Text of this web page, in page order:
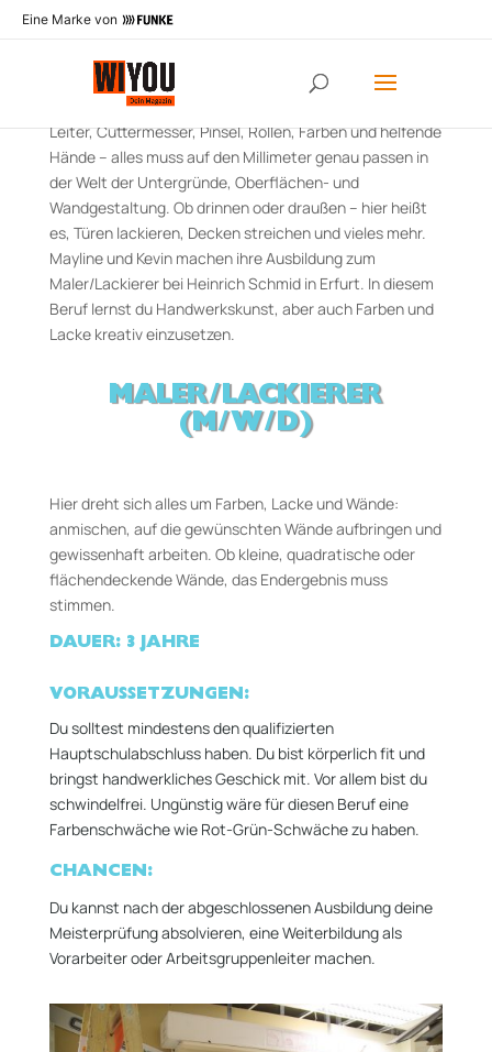
Eine Marke von
„HANDWERK VERSUS KÜNSTLER!?“
Leiter, Cuttermesser, Pinsel, Rollen, Farben und helfende
Hände – alles muss auf den Millimeter genau passen in
der Welt der Untergründe, Oberflächen- und
Wandgestaltung. Ob drinnen oder draußen – hier heißt
es, Türen lackieren, Decken streichen und vieles mehr.
Mayline und Kevin machen ihre Ausbildung zum
Maler/Lackierer bei Heinrich Schmid in Erfurt. In diesem
Beruf lernst du Handwerkskunst, aber auch Farben und
Lacke kreativ einzusetzen.
MALER/LACKIERER
(M/W/D)
Hier dreht sich alles um Farben, Lacke und Wände:
anmischen, auf die gewünschten Wände aufbringen und
gewissenhaft arbeiten. Ob kleine, quadratische oder
flächendeckende Wände, das Endergebnis muss
stimmen.
DAUER: 3 JAHRE
VORAUSSETZUNGEN:
Du solltest mindestens den qualifizierten
Hauptschulabschluss haben. Du bist körperlich fit und
bringst handwerkliches Geschick mit. Vor allem bist du
schwindelfrei. Ungünstig wäre für diesen Beruf eine
Farbenschwäche wie Rot-Grün-Schwäche zu haben.
CHANCEN:
Du kannst nach der abgeschlossenen Ausbildung deine
Meisterprüfung absolvieren, eine Weiterbildung als
Vorarbeiter oder Arbeitsgruppenleiter machen.